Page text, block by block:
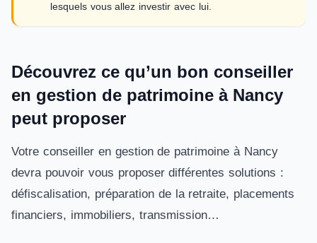
lesquels vous allez investir avec lui.
Découvrez ce qu’un bon conseiller
en gestion de patrimoine à Nancy
peut proposer
Votre conseiller en gestion de patrimoine à Nancy
devra pouvoir vous proposer différentes solutions :
défiscalisation, préparation de la retraite, placements
financiers, immobiliers, transmission…